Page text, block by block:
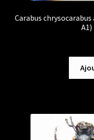
Carabus
A1)